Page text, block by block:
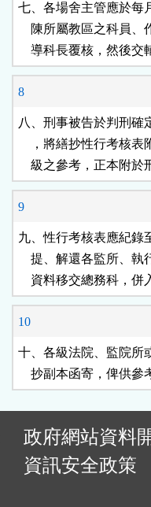
七、各場舍主管應於每
陳所屬教區之科員
導科長覆核，然後
8
八、刑事被告於判刑確
，將繕抄性行考核
級之參考，正本附
9
九、性行考核表應紀錄
提、解還各監所、
資料移交總務科，
10
十、各級法院、監院所
抄副本函寄，俾供參
政府網站資料
資訊安全政策